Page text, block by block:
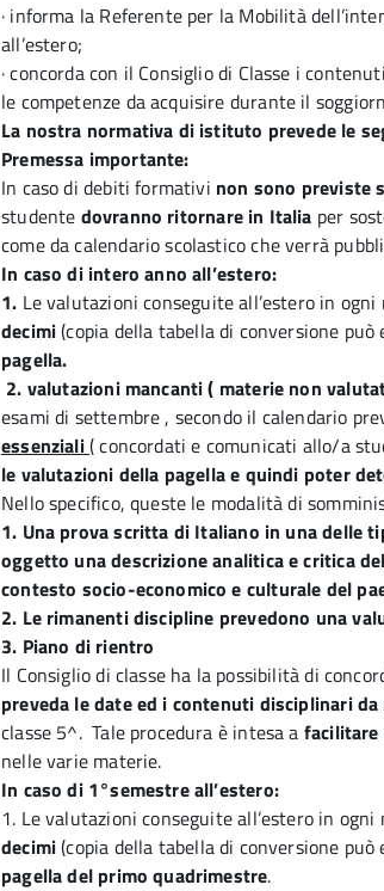
· informa la Referente per la Mobilità
all’estero;
· concorda con il Consiglio di Classe i
le competenze da acquisire durante il
La nostra normativa di istituto prevede le
Premessa importante:
In caso di debiti formativi non sono previste
studente dovranno ritornare in Italia per
come da calendario scolastico che verrà
In caso di intero anno all’estero:
1. Le valutazioni conseguite all’estero in
decimi(copia della tabella di conversione
pagella.
2. valutazioni mancanti ( materie non
esami di settembre , secondo il calendario
essenziali( concordati e comunicati allo/a
le valutazioni della pagella e quindi poter
Nello specifico, queste le modalità di
1. Una prova scritta di Italiano in una delle
oggetto una descrizione analitica e critica
contesto socio-economico e culturale del
2. Le rimanenti discipline prevedono una
3. Piano di rientro
Il Consiglio di classe ha la possibilità di
preveda le date ed i contenuti disciplinari
classe 5^. Tale procedura è intesa a facilitare
nelle varie materie.
In caso di 1°semestre all’estero:
1. Le valutazioni conseguite all’estero in
decimi(copia della tabella di conversione
pagella del primo quadrimestre.